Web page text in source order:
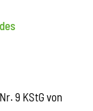
9 KStG von